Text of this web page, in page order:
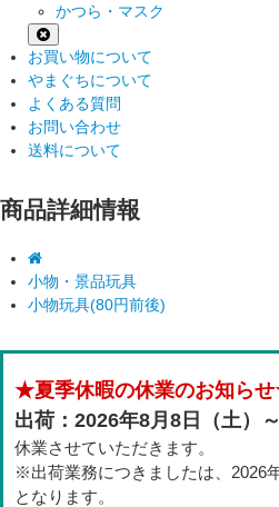
かつら・マスク
お買い物について
やまぐちについて
よくある質問
お問い合わせ
送料について
商品詳細情報
小物・景品玩具
小物玩具(80円前後)
★夏季休暇の休業のお知ら
出荷：2026年8月8日（土）
休業させていただきます。
※出荷業務につきましたは、2026
となります。